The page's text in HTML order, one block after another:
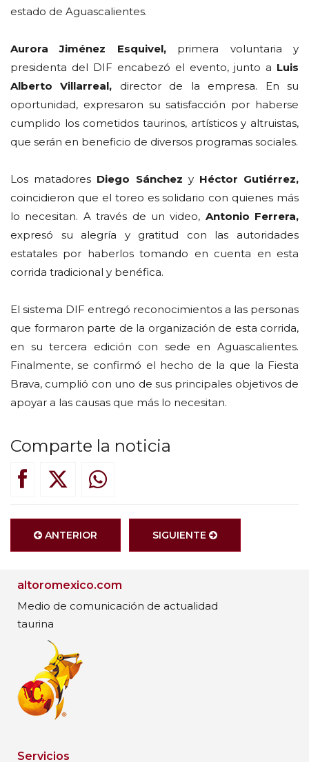
estado de Aguascalientes.
Aurora Jiménez Esquivel, primera voluntaria y
presidenta del DIF encabezó el evento, junto a Luis
Alberto Villarreal, director de la empresa. En su
oportunidad, expresaron su satisfacción por haberse
cumplido los cometidos taurinos, artísticos y altruistas,
que serán en beneficio de diversos programas sociales.
Los matadores Diego Sánchez y Héctor Gutiérrez,
coincidieron que el toreo es solidario con quienes más
lo necesitan. A través de un video, Antonio Ferrera,
expresó su alegría y gratitud con las autoridades
estatales por haberlos tomando en cuenta en esta
corrida tradicional y benéfica.
El sistema DIF entregó reconocimientos a las personas
que formaron parte de la organización de esta corrida,
en su tercera edición con sede en Aguascalientes.
Finalmente, se confirmó el hecho de la que la Fiesta
Brava, cumplió con uno de sus principales objetivos de
apoyar a las causas que más lo necesitan.
Comparte la noticia
ANTERIOR SIGUIENTE
altoromexico.com
Medio de comunicación de actualidad
taurina
Servicios